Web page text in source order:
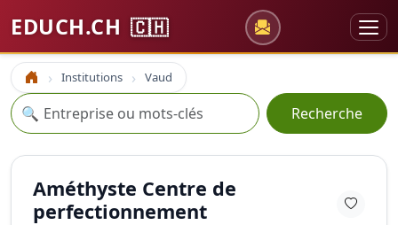
EDUCH.CH 🇨🇭
Accueil Institutions Vaud
Recherche
🔍 Recherche
Améthyste Centre de
perfectionnement